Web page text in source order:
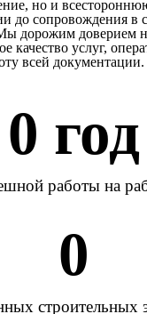
но и
до сопровождения в
Мы дорожим доверием
качество услуг,
всей документации.
0 год
работы на
0
строительных